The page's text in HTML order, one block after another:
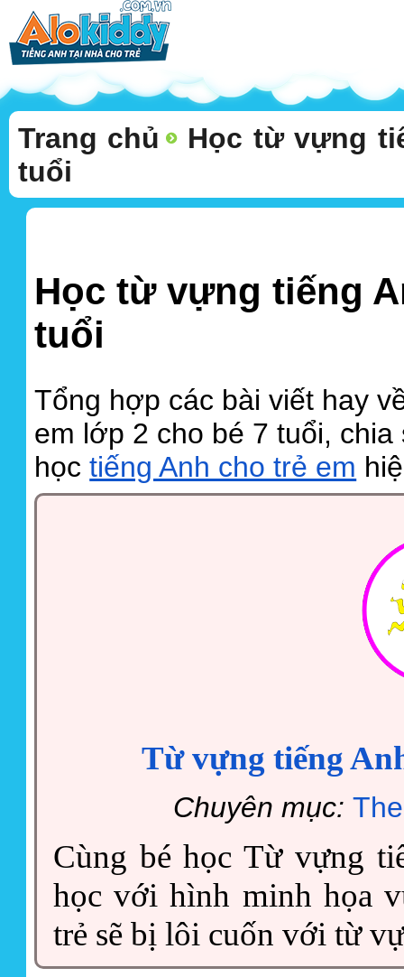
Trang chủ
Học từ vựng
tuổi
Học từ vựng tiếng
tuổi
Tổng hợp các bài viết hay
em lớp 2 cho bé 7 tuổi,
họctiếng Anh cho trẻ em
Từ vựng tiếng
Chuyên mục:
Cùng bé học Từ vựng
học với hình minh họa
trẻ sẽ bị lôi cuốn với từ